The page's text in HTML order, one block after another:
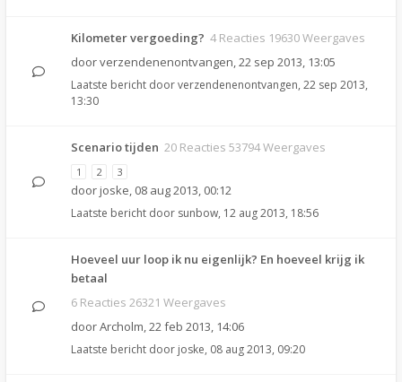
Kilometer vergoeding? 4 Reacties 19630 Weergaves
doorverzendenenontvangen,22 sep 2013, 13:05
Laatste bericht doorverzendenenontvangen, 22 sep 2013,
13:30
Scenario tijden 20 Reacties 53794 Weergaves
1 2 3
door joske, 08 aug 2013, 00:12
Laatste bericht door sunbow, 12 aug 2013, 18:56
Hoeveel uur loop ik nu eigenlijk? En hoeveel krijg ik
betaal
6 Reacties 26321 Weergaves
doorArcholm,22 feb 2013, 14:06
Laatste bericht door joske, 08 aug 2013, 09:20